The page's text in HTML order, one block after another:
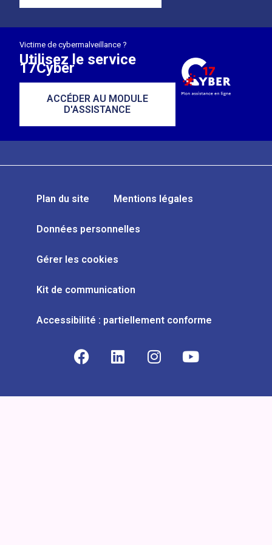
Victime de cybermalveillance ?
Utilisez le service
17Cyber
ACCÉDER AU MODULE
D'ASSISTANCE
Plan du site Mentions légales
Données personnelles
Gérer les cookies
Kit de communication
Accessibilité : partiellement conforme